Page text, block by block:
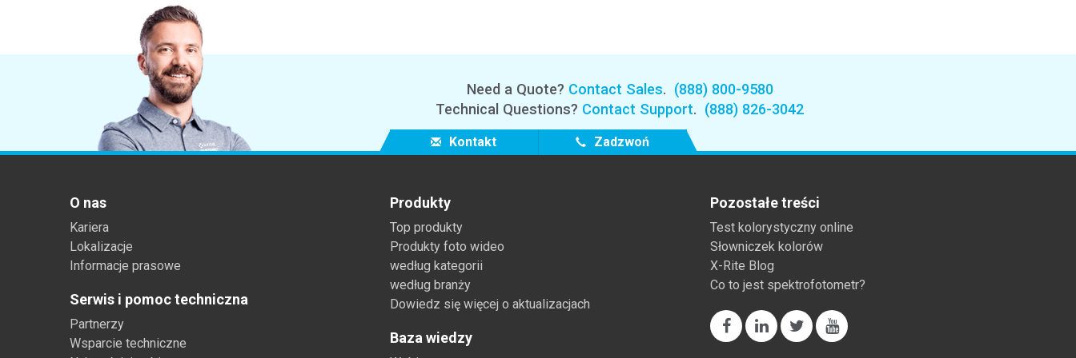
Tworzywa sztuczne
Dobra trwałe
Need a Quote? Contact Sales. (888) 800-9580
Technical Questions? Contact Support. (888) 826-3042
Kontakt Zadzwoń
O nas
Kariera
Lokalizacje
Informacje prasowe
Serwis i pomoc techniczna
Partnerzy
Wsparcie techniczne
Produkty
Top produkty
Produkty foto wideo
według kategorii
według branży
Dowiedz się więcej o aktualizacjach
Baza wiedzy
Pozostałe treści
Test kolorystyczny online
Słowniczek kolorów
X-Rite Blog
Co to jest spektrofotometr?